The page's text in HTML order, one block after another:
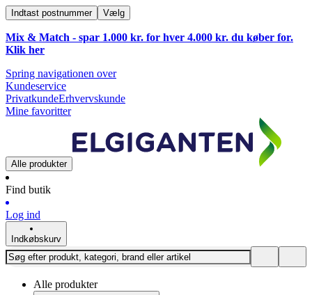
Indtast postnummer Vælg
Mix & Match - spar 1.000 kr. for hver 4.000 kr. du køber for.
Klik her
Spring navigationen over
Kundeservice
PrivatkundeErhvervskunde
Mine favoritter
Alle produkter
Find butik
Log ind
Indkøbskurv
Alle produkter